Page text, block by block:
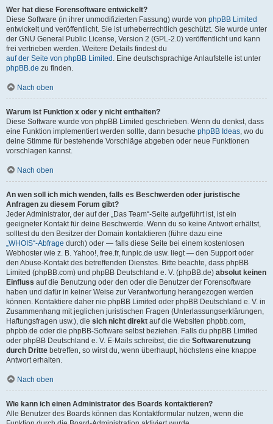
Wer hat diese Forensoftware entwickelt?
Diese Software (in ihrer unmodifizierten Fassung) wurde von phpBB Limited
entwickelt und veröffentlicht. Sie ist urheberrechtlich geschützt. Sie wurde unter
der GNU General Public License, Version 2 (GPL-2.0) veröffentlicht und kann
frei vertrieben werden. Weitere Details findest du
auf der Seite von phpBB Limited . Eine deutschsprachige Anlaufstelle ist unter
phpBB.de zu finden.
Nach oben
Warum ist Funktion x oder y nicht enthalten?
Diese Software wurde von phpBB Limited geschrieben. Wenn du denkst, dass
eine Funktion implementiert werden sollte, dann besuche phpBB Ideas, wo du
deine Stimme für bestehende Vorschläge abgeben oder neue Funktionen
vorschlagen kannst.
Nach oben
An wen soll ich mich wenden, falls es Beschwerden oder juristische
Anfragen zu diesem Forum gibt?
Jeder Administrator, der auf der „Das Team“-Seite aufgeführt ist, ist ein
geeigneter Kontakt für deine Beschwerde. Wenn du so keine Antwort erhältst,
solltest du den Besitzer der Domain kontaktieren (führe dazu eine
„WHOIS“-Abfrage durch) oder — falls diese Seite bei einem kostenlosen
Webhoster wie z. B. Yahoo!, free.fr, funpic.de usw. liegt — den Support oder
den Abuse-Kontakt des betreffenden Dienstes. Bitte beachte, dass phpBB
Limited (phpBB.com) und phpBB Deutschland e. V. (phpBB.de) absolut keinen
Einfluss auf die Benutzung oder den oder die Benutzer der Forensoftware
haben und dafür in keiner Weise zur Verantwortung herangezogen werden
können. Kontaktiere daher nie phpBB Limited oder phpBB Deutschland e. V. in
Zusammenhang mit jeglichen juristischen Fragen (Unterlassungserklärungen,
Haftungsfragen usw.), die sich nicht direkt auf die Websiten phpbb.com,
phpbb.de oder die phpBB-Software selbst beziehen. Falls du phpBB Limited
oder phpBB Deutschland e. V. E-Mails schreibst, die die Softwarenutzung
durch Dritte betreffen, so wirst du, wenn überhaupt, höchstens eine knappe
Antwort erhalten.
Nach oben
Wie kann ich einen Administrator des Boards kontaktieren?
Alle Benutzer des Boards können das Kontaktformular nutzen, wenn die